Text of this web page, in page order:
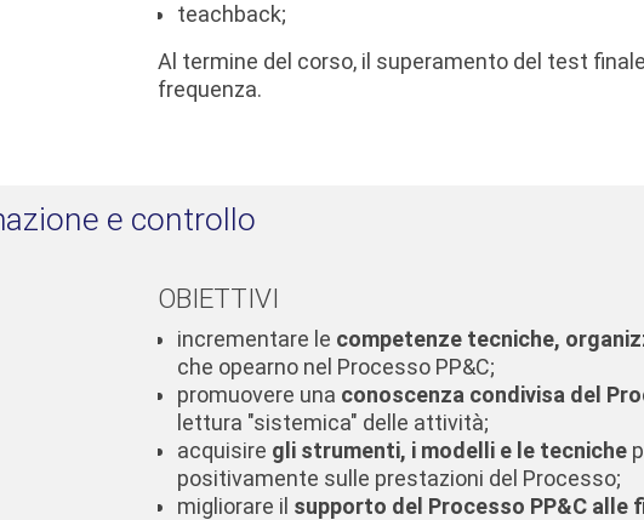
teachback;
Al termine del corso, il superamento del test
frequenza.
e controllo
OBIETTIVI
incrementare le competenze tecniche,
che opearno nel Processo PP&C;
promuovere una conoscenza condivisa del
lettura "sistemica" delle attività;
acquisire gli strumenti, i modelli e le tecniche
positivamente sulle prestazioni del Processo;
migliorare il supporto del Processo PP&C alle